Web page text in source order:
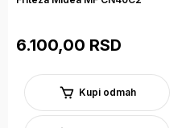
6.100,00 RSD
Kupi odmah